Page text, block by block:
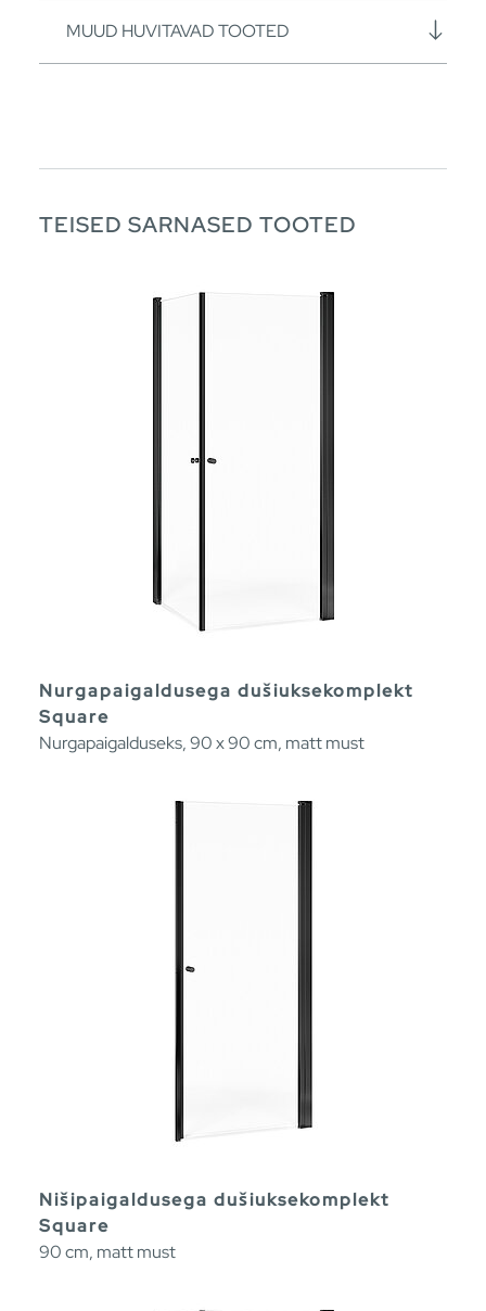
MUUD HUVITAVAD TOOTED
TEISED SARNASED TOOTED
Nurgapaigaldusega dušiuksekomplekt
Square
Nurgapaigalduseks, 90 x 90 cm, matt must
Nišipaigaldusega dušiuksekomplekt
Square
90 cm, matt must